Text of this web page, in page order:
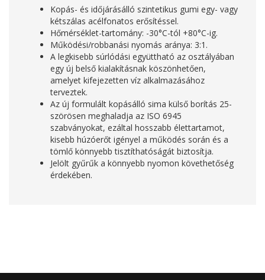
Kopás- és időjárásálló szintetikus gumi egy- vagy
kétszálas acélfonatos erősítéssel.
Hőmérséklet-tartomány: -30°C-tól +80°C-ig.
Működési/robbanási nyomás aránya: 3:1.
A legkisebb súrlódási együttható az osztályában
egy új belső kialakításnak köszönhetően,
amelyet kifejezetten víz alkalmazásához
terveztek.
Az új formulált kopásálló sima külső borítás 25-
szörösen meghaladja az ISO 6945
szabványokat, ezáltal hosszabb élettartamot,
kisebb húzóerőt igényel a működés során és a
tömlő könnyebb tisztíthatóságát biztosítja.
Jelölt gyűrűk a könnyebb nyomon követhetőség
érdekében.